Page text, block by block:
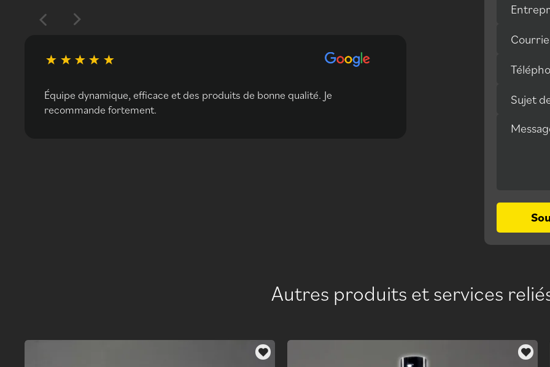
Équipe dynamique, efficace et des produits de bonne qualité. Je
recommande fortement.
Excellent Service!!!
Sujet
Autres produits et services